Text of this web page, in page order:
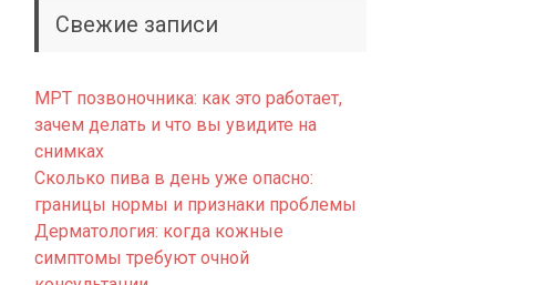
Свежие записи
МРТ позвоночника: как это работает,
зачем делать и что вы увидите на
снимках
Сколько пива в день уже опасно:
границы нормы и признаки проблемы
Дерматология: когда кожные
симптомы требуют очной